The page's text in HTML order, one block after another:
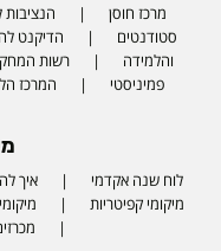
מרכז חוסן
סטודנטים
הדיקנט
והלמידה
רשות
פמיניסטי
המרכז
לוח שנה אקדמי איך
מיקומי קפיטריות